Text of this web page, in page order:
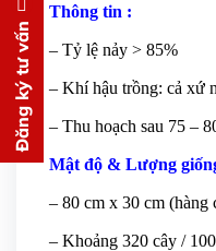
Thông tin :
– Tỷ lệ nảy > 85%
– Khí hậu trồng: cả xứ
– Thu hoạch sau 75 –
Mật độ & Lượng
– 80 cm x 30 cm (hàng
– Khoảng 320 cây /
Đăng ký tư vấn Đăng ký tư
Chúng tôi sẽ gọi lại
cho bạn ngay lập